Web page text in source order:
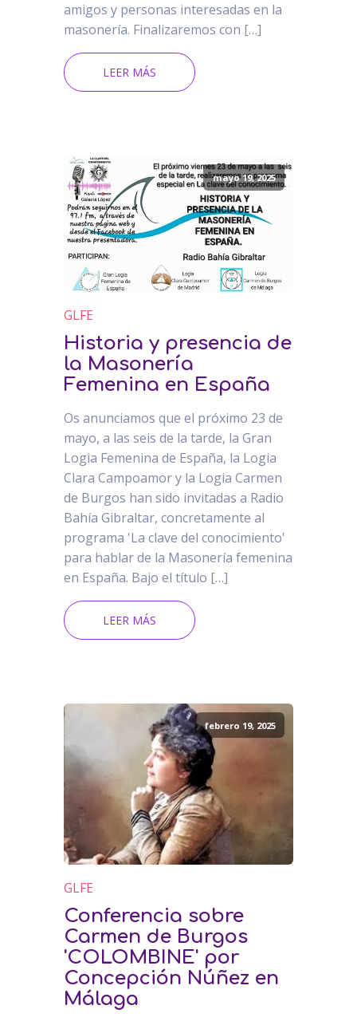
amigos y personas interesadas en la
masonería. Finalizaremos con […]
LEER MÁS
mayo 19, 2025
GLFE
Historia y presencia de
la Masonería
Femenina en España
Os anunciamos que el próximo 23 de
mayo, a las seis de la tarde, la Gran
Logia Femenina de España, la Logia
Clara Campoamor y la Logia Carmen
de Burgos han sido invitadas a Radio
Bahía Gibraltar, concretamente al
programa 'La clave del conocimiento'
para hablar de la Masonería femenina
en España. Bajo el título […]
LEER MÁS
febrero 19, 2025
GLFE
Conferencia sobre
Carmen de Burgos
'COLOMBINE' por
Concepción Núñez en
Málaga